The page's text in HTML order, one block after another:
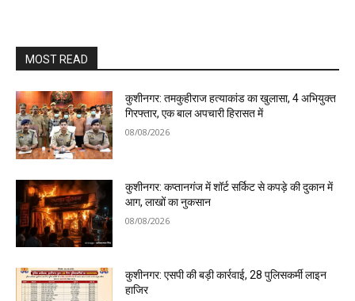
MOST READ
कुशीनगर: तमकुहीराज हत्याकांड का खुलासा, 4 अभियुक्त
गिरफ्तार, एक बाल अपचारी हिरासत में
08/08/2026
कुशीनगर: कप्तानगंज में शॉर्ट सर्किट से कपड़े की दुकान में
आग, लाखों का नुकसान
08/08/2026
कुशीनगर: एसपी की बड़ी कार्रवाई, 28 पुलिसकर्मी लाइन
हाजिर